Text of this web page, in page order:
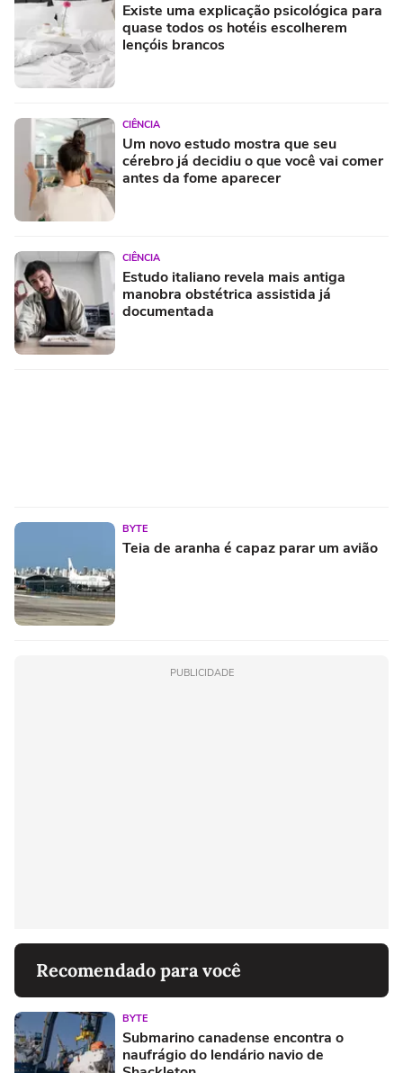
Existe uma explicação psicológica para
quase todos os hotéis escolherem
lençóis brancos
CIÊNCIA
Um novo estudo mostra que seu
cérebro já decidiu o que você vai comer
antes da fome aparecer
CIÊNCIA
Estudo italiano revela mais antiga
manobra obstétrica assistida já
documentada
BYTE
Teia de aranha é capaz parar um avião
PUBLICIDADE
Recomendado para você
BYTE
Submarino canadense encontra o
naufrágio do lendário navio de